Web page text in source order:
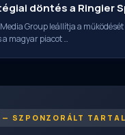
döntés a Ringier
Group leállítja a
magyar piacot …
SZPONZORÁLT